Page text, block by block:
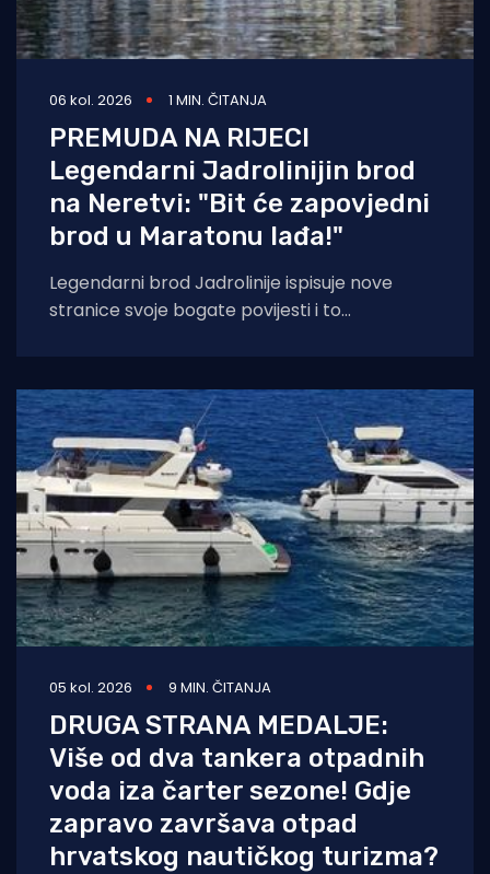
06 kol. 2026 1 MIN. ČITANJA
PREMUDA NA RIJECI
Legendarni Jadrolinijin brod
na Neretvi: "Bit će zapovjedni
brod u Maratonu lađa!"
Legendarni brod Jadrolinije ispisuje nove
stranice svoje bogate povijesti i to
05 kol. 2026 9 MIN. ČITANJA
DRUGA STRANA MEDALJE:
Više od dva tankera otpadnih
voda iza čarter sezone! Gdje
zapravo završava otpad
hrvatskog nautičkog turizma?